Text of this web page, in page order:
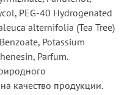
PEG-40 Hydrogenated
alternifolia (Tea Tree)
Potassium
Parfum.
качество продукции.